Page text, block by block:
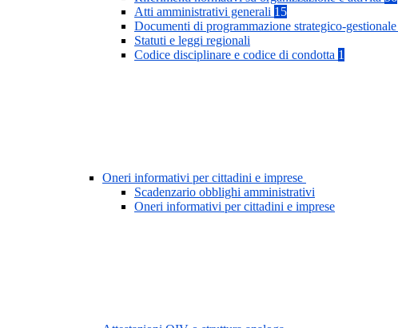
Atti amministrativi generali 15
Documenti di programmazione strategico-gestionale
Statuti e leggi regionali
Codice disciplinare e codice di condotta 1
Oneri informativi per cittadini e imprese
Scadenzario obblighi amministrativi
Oneri informativi per cittadini e imprese